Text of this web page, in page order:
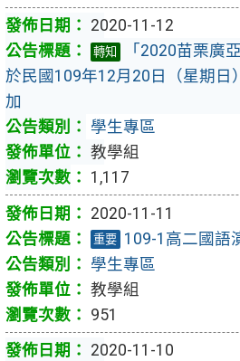
2020-11-12
轉知
「2020苗栗廣
於民國109年12月20日（星期日
加
學生專區
教學組
1,117
2020-11-11
重要 109-1高二國語
學生專區
教學組
951
2020-11-10